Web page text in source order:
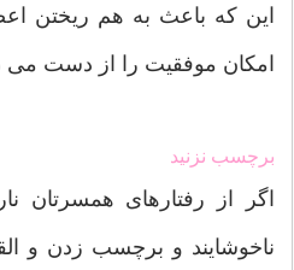
این که باعث به هم ریختن
امکان موفقیت را از دست می
برچسب نزنید
اگر از رفتارهای همسرتان
ناخوشایند و برچسب زدن و